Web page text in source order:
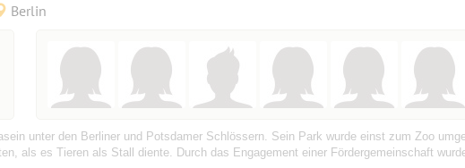
Berlin
unter den Berliner und Potsdamer Schlössern. Sein Park wurde einst zum Zoo
als es Tieren als Stall diente. Durch das Engagement einer Fördergemeinschaft